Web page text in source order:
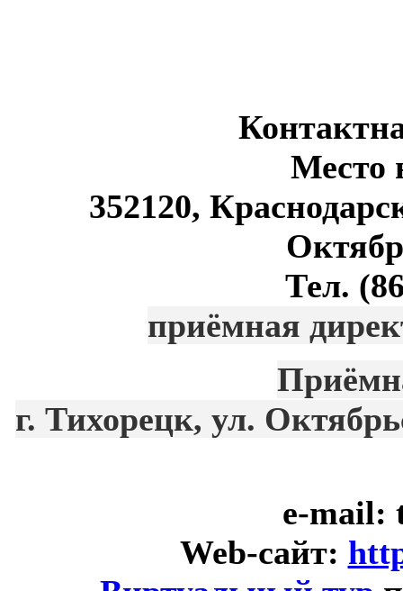
Место
352120,
Тел.
приёмная
г. Тихорецк, ул.
e-mail:
Web-сайт: